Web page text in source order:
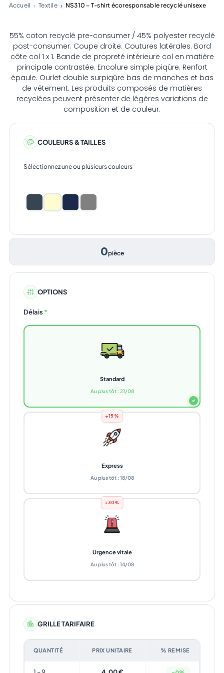
Accueil Textile NS310 – T-shirt écoresponsable recyclé unisexe
55% coton recyclé pre-consumer / 45% polyester recyclé
post-consumer. Coupe droite. Coutures latérales. Bord
côte col 1 x 1. Bande de propreté intérieure col en matière
principale contrastée. Encolure simple piqûre. Renfort
épaule. Ourlet double surpiqûre bas de manches et bas
de vêtement. Les produits composés de matières
recyclées peuvent présenter de légères variations de
composition et de couleur.
COULEURS & TAILLES
Sélectionnez une ou plusieurs couleurs
0pièce
OPTIONS
Délais *
✓
Standard
Au plus tôt : 21/08
+15%
Express
Au plus tôt : 18/08
+30%
Urgence vitale
Au plus tôt : 14/08
GRILLE TARIFAIRE
QUANTITÉ PRIX UNITAIRE % REMISE